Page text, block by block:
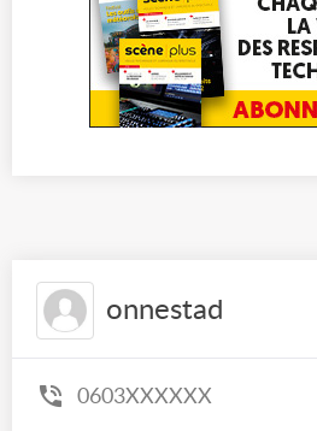
onnestad
0603XXXXXX